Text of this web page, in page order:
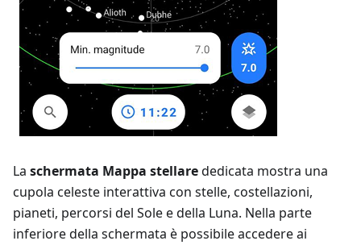
La schermata Mappa stellarededicata mostra una
cupola celeste interattiva con stelle, costellazioni,
pianeti, percorsi del Sole e della Luna. Nella parte
inferiore della schermata è possibile accedere ai